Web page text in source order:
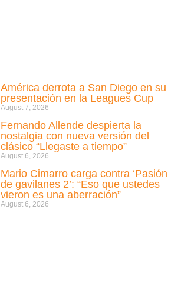
América derrota a San Diego en su
presentación en la Leagues Cup
August 7, 2026
Fernando Allende despierta la
nostalgia con nueva versión del
clásico “Llegaste a tiempo”
August 6, 2026
Mario Cimarro carga contra ‘Pasión
de gavilanes 2’: “Eso que ustedes
vieron es una aberración”
August 6, 2026